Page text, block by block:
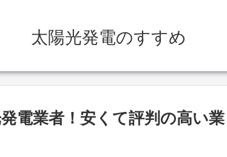
太陽光発電のすすめ
電業者！安くて評判の高い業